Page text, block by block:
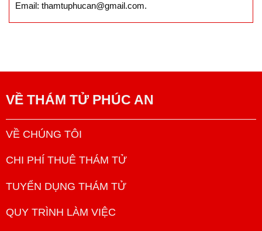
Email: thamtuphucan@gmail.com.
VỀ THÁM TỬ PHÚC AN
VỀ CHÚNG TÔI
CHI PHÍ THUÊ THÁM TỬ
TUYỂN DỤNG THÁM TỬ
QUY TRÌNH LÀM VIỆC